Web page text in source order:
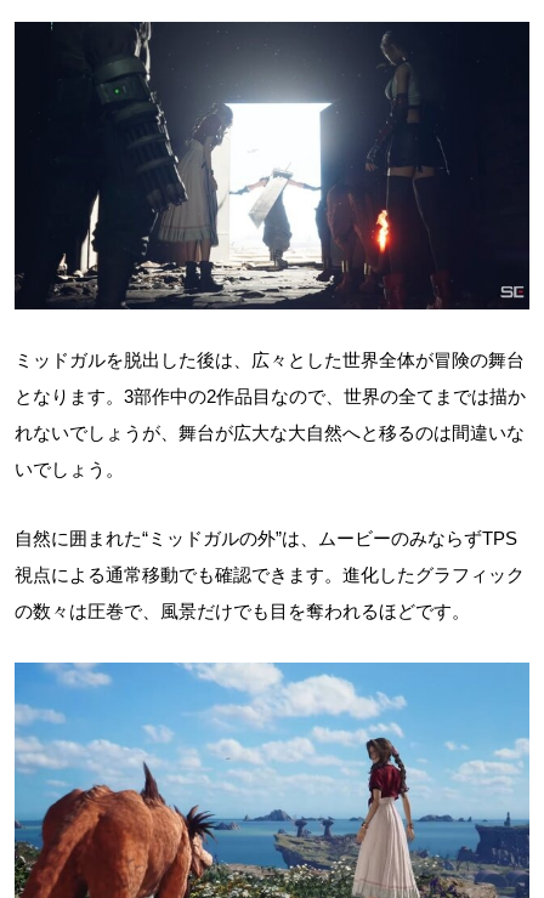
ミッドガルを脱出した後は、広々とした世界全体が冒険の舞台
となります。3部作中の2作品目なので、世界の全てまでは描か
れないでしょうが、舞台が広大な大自然へと移るのは間違いな
いでしょう。
自然に囲まれた“ミッドガルの外”は、ムービーのみならずTPS
視点による通常移動でも確認できます。進化したグラフィック
の数々は圧巻で、風景だけでも目を奪われるほどです。